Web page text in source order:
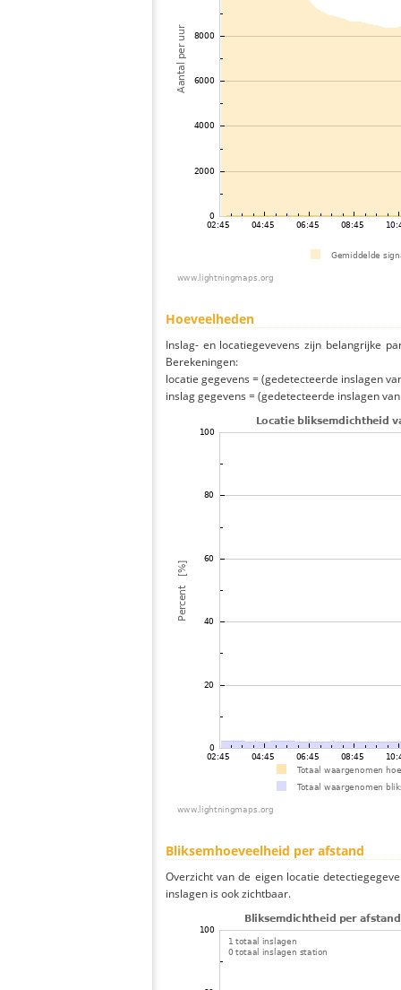
Hoeveelheden
Inslag- en locatiegevevens zijn belangrijke
Berekeningen:
locatie gegevens = (gedetecteerde inslagen
inslag gegevens = (gedetecteerde inslagen
Bliksemhoeveelheid per afstand
Overzicht van de eigen locatie
inslagen is ook zichtbaar.